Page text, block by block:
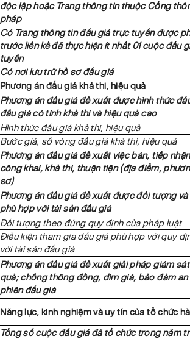
độc lập hoặc Trang thông tin thuộc Cổng
pháp
Có Trang thông tin đấu giá trực tuyến được
trước liền kề đã thực hiện ít nhất 01 cuộc đấu
tuyến
Có nơi lưu trữ hồ sơ đấu giá
Phương án đấu giá khả thi, hiệu quả
Phương án đấu giá đề xuất được hình thức
đấu giá có tính khả thi và hiệu quả cao
Hình thức đấu giá khả thi, hiệu quả
Bước giá, số vòng đấu giá khả thi, hiệu quả
Phương án đấu giá đề xuất việc bán, tiếp
công khai, khả thi, thuận tiện (địa điểm,
sơ)
Phương án đấu giá đề xuất được đối tượng
phù hợp với tài sản đấu giá
Đối tượng theo đúng quy định của pháp luật
Điều kiện tham gia đấu giá phù hợp với quy
với tài sản đấu giá
Phương án đấu giá đề xuất giải pháp giám
quả; chống thông đồng, dìm giá, bảo đảm
phiên đấu giá
Năng lực, kinh nghiệm và uy tín của tổ chức
Tổng số cuộc đấu giá đã tổ chức trong năm